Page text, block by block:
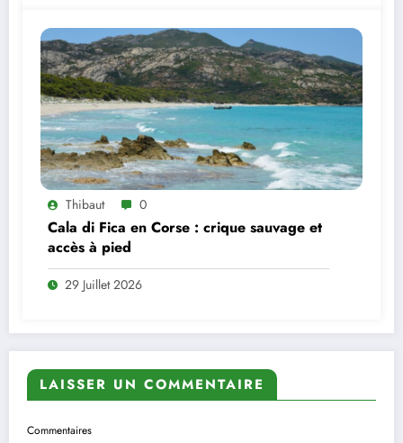
Thibaut 0
Cala di Fica en Corse : crique sauvage et
accès à pied
29 Juillet 2026
LAISSER UN COMMENTAIRE
Commentaires